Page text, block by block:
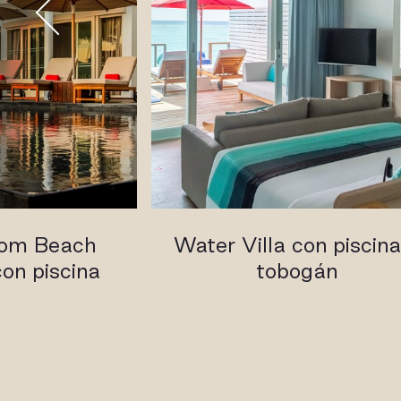
Beach
piscina
Water Villa con
tobogán